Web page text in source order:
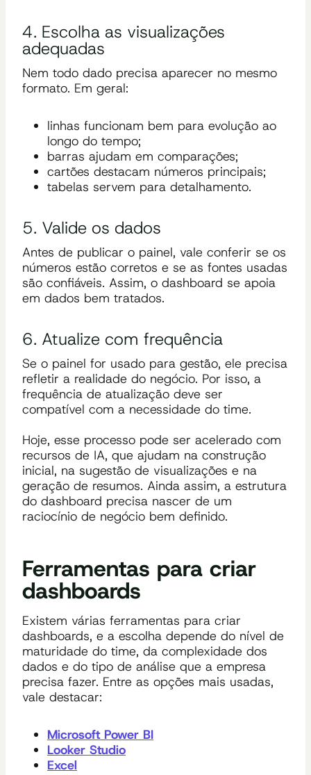
4. Escolha as visualizações
adequadas
Nem todo dado precisa aparecer no mesmo
formato. Em geral:
linhas funcionam bem para evolução ao
longo do tempo;
barras ajudam em comparações;
cartões destacam números principais;
tabelas servem para detalhamento.
5. Valide os dados
Antes de publicar o painel, vale conferir se os
números estão corretos e se as fontes usadas
são confiáveis. Assim, o dashboard se apoia
em dados bem tratados.
6. Atualize com frequência
Se o painel for usado para gestão, ele precisa
refletir a realidade do negócio. Por isso, a
frequência de atualização deve ser
compatível com a necessidade do time.
Hoje, esse processo pode ser acelerado com
recursos de IA, que ajudam na construção
inicial, na sugestão de visualizações e na
geração de resumos. Ainda assim, a estrutura
do dashboard precisa nascer de um
raciocínio de negócio bem definido.
Ferramentas para criar
dashboards
Existem várias ferramentas para criar
dashboards, e a escolha depende do nível de
maturidade do time, da complexidade dos
dados e do tipo de análise que a empresa
precisa fazer. Entre as opções mais usadas,
vale destacar:
Microsoft Power BI
Looker Studio
Excel